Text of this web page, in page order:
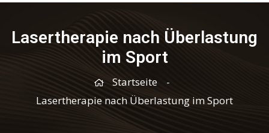
Lasertherapie nach Überlastung
im Sport
Startseite
Lasertherapie nach Überlastung im Sport